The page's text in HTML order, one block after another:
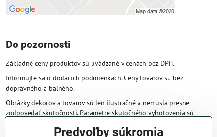
Do pozornosti
Základné ceny produktov sú uvádzané v cenách bez DPH.
Informujte sa o dodacích podmienkach. Ceny tovarov sú bez
dopravného a balného.
Obrázky dekorov a tovarov sú len ilustračné a nemusia presne
zodpovedať skutočnosti. Parametre skutočného vyhotovenia sú
Predvoľby súkromia